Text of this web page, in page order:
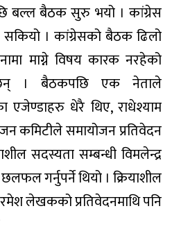
बल्ल बैठक सुरु भयो । कांग्रेस
सकियो । कांग्रेसको बैठक ढिलो
माग्ने विषय कारक नरहेको
। बैठकपछि एक नेताले
एजेण्डाहरु धेरै थिए, राधेश्याम
कमिटीले समायोजन प्रतिवेदन
सदस्यता सम्बन्धी विमलेन्द्र
गर्नुपर्ने थियो । क्रियाशील
लेखकको प्रतिवेदनमाथि पनि